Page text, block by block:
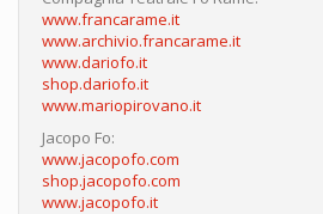
www.francarame.it
www.archivio.francarame.it
www.dariofo.it
shop.dariofo.it
www.mariopirovano.it
Jacopo Fo:
www.jacopofo.com
shop.jacopofo.com
www.jacopofo.it